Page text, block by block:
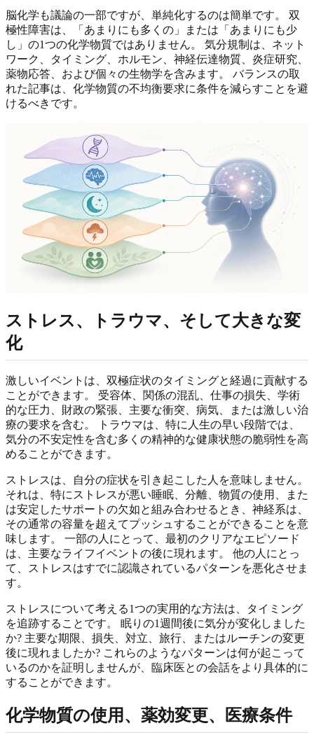
脳化学も議論の一部ですが、単純化するのは簡単です。 双
極性障害は、「あまりにも多くの」または「あまりにも少
し」の1つの化学物質ではありません。 気分規制は、ネット
ワーク、タイミング、ホルモン、神経伝達物質、炎症研究、
薬物応答、および個々の生物学を含みます。 バランスの取
れた記事は、化学物質の不均衡要求に条件を減らすことを避
けるべきです。
ストレス、トラウマ、そして大きな変
化
激しいイベントは、双極症状のタイミングと経過に貢献する
ことができます。 受容体、関係の混乱、仕事の損失、学術
的な圧力、財政の緊張、主要な衝突、病気、または激しい治
療の要求を含む。 トラウマは、特に人生の早い段階では、
気分の不安定性を含む多くの精神的な健康状態の脆弱性を高
めることができます。
ストレスは、自分の症状を引き起こした人を意味しません。
それは、特にストレスが悪い睡眠、分離、物質の使用、また
は安定したサポートの欠如と組み合わせるとき、神経系は、
その通常の容量を超えてプッシュすることができることを意
味します。 一部の人にとって、最初のクリアなエピソード
は、主要なライフイベントの後に現れます。 他の人にとっ
て、ストレスはすでに認識されているパターンを悪化させま
す。
ストレスについて考える1つの実用的な方法は、タイミング
を追跡することです。 眠りの1週間後に気分が変化しました
か? 主要な期限、損失、対立、旅行、またはルーチンの変更
後に現れましたか? これらのようなパターンは何が起こって
いるのかを証明しませんが、臨床医との会話をより具体的に
することができます。
化学物質の使用、薬効変更、医療条件